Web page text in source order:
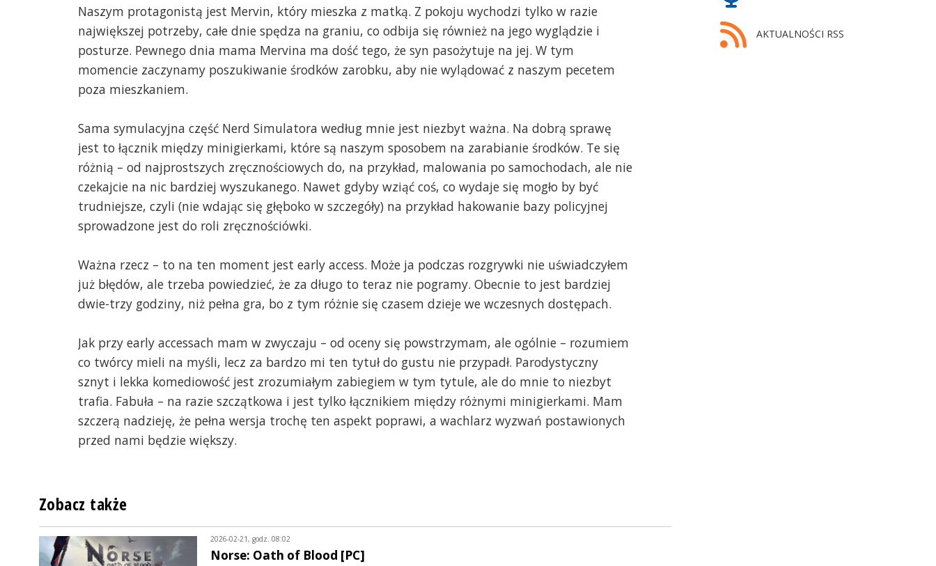
Naszym protagonistą jest Mervin, który mieszka z matką. Z pokoju wychodzi tylko w razie
największej potrzeby, całe dnie spędza na graniu, co odbija się również na jego wyglądzie i
posturze. Pewnego dnia mama Mervina ma dość tego, że syn pasożytuje na jej. W tym
momencie zaczynamy poszukiwanie środków zarobku, aby nie wylądować z naszym pecetem
poza mieszkaniem.
Sama symulacyjna część Nerd Simulatora według mnie jest niezbyt ważna. Na dobrą sprawę
jest to łącznik między minigierkami, które są naszym sposobem na zarabianie środków. Te się
różnią – od najprostszych zręcznościowych do, na przykład, malowania po samochodach, ale nie
czekajcie na nic bardziej wyszukanego. Nawet gdyby wziąć coś, co wydaje się mogło by być
trudniejsze, czyli (nie wdając się głęboko w szczegóły) na przykład hakowanie bazy policyjnej
sprowadzone jest do roli zręcznościówki.
Ważna rzecz – to na ten moment jest early access. Może ja podczas rozgrywki nie uświadczyłem
już błędów, ale trzeba powiedzieć, że za długo to teraz nie pogramy. Obecnie to jest bardziej
dwie-trzy godziny, niż pełna gra, bo z tym różnie się czasem dzieje we wczesnych dostępach.
Jak przy early accessach mam w zwyczaju – od oceny się powstrzymam, ale ogólnie – rozumiem
co twórcy mieli na myśli, lecz za bardzo mi ten tytuł do gustu nie przypadł. Parodystyczny
sznyt i lekka komediowość jest zrozumiałym zabiegiem w tym tytule, ale do mnie to niezbyt
trafia. Fabuła – na razie szczątkowa i jest tylko łącznikiem między różnymi minigierkami. Mam
szczerą nadzieję, że pełna wersja trochę ten aspekt poprawi, a wachlarz wyzwań postawionych
przed nami będzie większy.
AKTUALNOŚCI RSS
Zobacz także
2026-02-21, godz. 08:02
Norse: Oath of Blood [PC]